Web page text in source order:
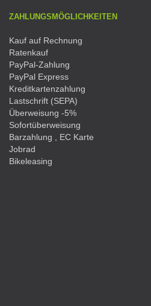
ZAHLUNGSMÖGLICHKEITEN
Kauf auf Rechnung
Ratenkauf
PayPal-Zahlung
PayPal Express
Kreditkartenzahlung
Lastschrift (SEPA)
Überweisung -5%
Sofortüberweisung
Barzahlung , EC Karte
Jobrad
Bikeleasing